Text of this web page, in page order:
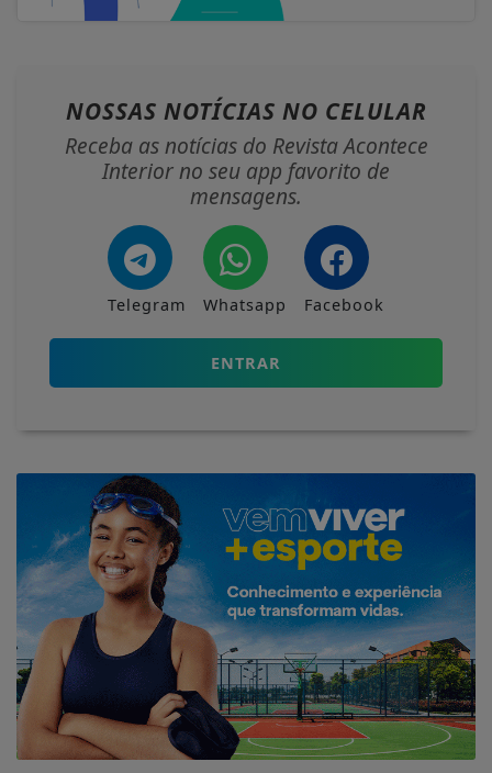
NOSSAS NOTÍCIAS NO CELULAR
Receba as notícias do Revista Acontece
Interior no seu app favorito de
mensagens.
Telegram Whatsapp Facebook
ENTRAR